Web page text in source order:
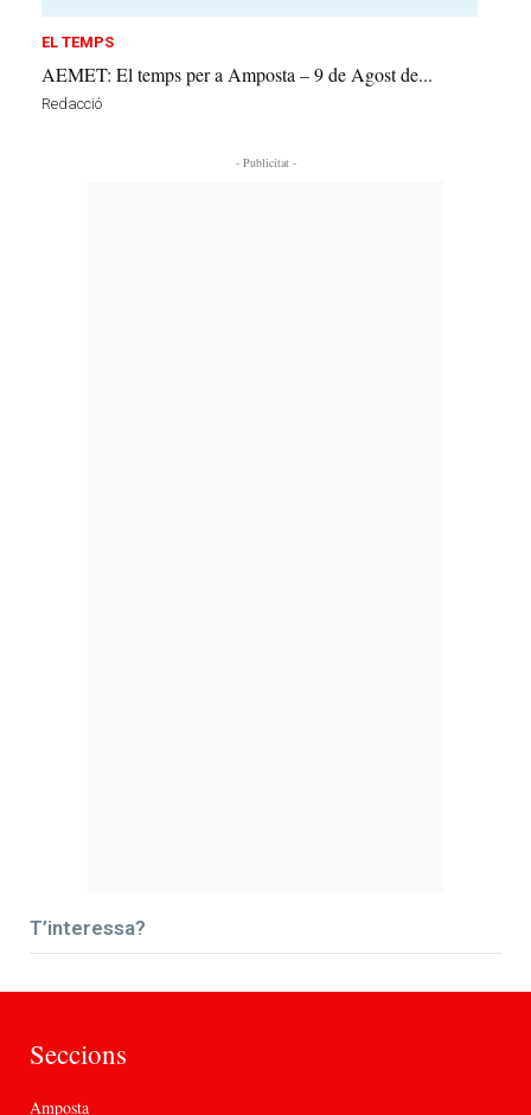
EL TEMPS
AEMET: El temps per a Amposta – 9 de Agost de...
Redacció
- Publicitat -
T’interessa?
Seccions
Amposta